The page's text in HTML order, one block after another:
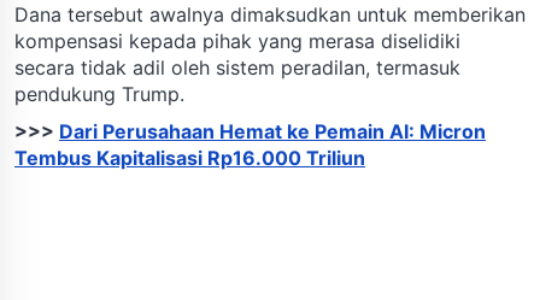
Dana tersebut awalnya dimaksudkan untuk memberikan
kompensasi kepada pihak yang merasa diselidiki
secara tidak adil oleh sistem peradilan, termasuk
pendukung Trump.
>>> Dari Perusahaan Hemat ke Pemain AI: Micron
Tembus Kapitalisasi Rp16.000 Triliun